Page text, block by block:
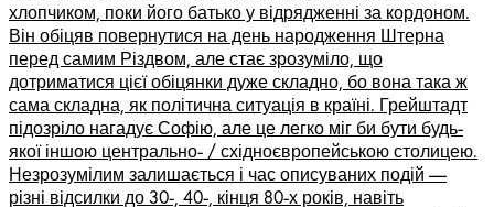
хлопчиком, поки його батько у відрядженні за кордоном.
Він обіцяв повернутися на день народження Штерна
перед самим Різдвом, але стає зрозуміло, що
дотриматися цієї обіцянки дуже складно, бо вона така ж
сама складна, як політична ситуація в країні. Грейштадт
підозріло нагадує Софію, але це легко міг би бути будь-
якої іншою центрально- / східноєвропейською столицею.
Незрозумілим залишається і час описуваних подій ––
різні відсилки до 30-, 40-, кінця 80-х років, навіть